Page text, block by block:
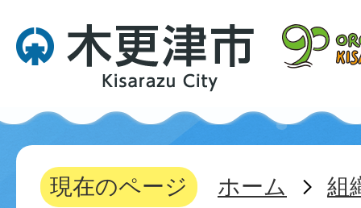
現在のページ ホーム 組